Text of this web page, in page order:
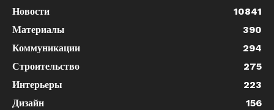
Новости
10841
Материалы
390
Коммуникации
294
Строительство
275
Интерьеры
223
Дизайн
156